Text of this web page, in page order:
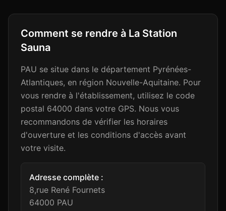
Comment se rendre à La Station
Sauna
PAU se situe dans le département Pyrénées-
Atlantiques, en région Nouvelle-Aquitaine. Pour
vous rendre à l'établissement, utilisez le code
postal 64000 dans votre GPS. Nous vous
recommandons de vérifier les horaires
d'ouverture et les conditions d'accès avant
votre visite.
Adresse complète :
8,rue René Fournets
64000 PAU